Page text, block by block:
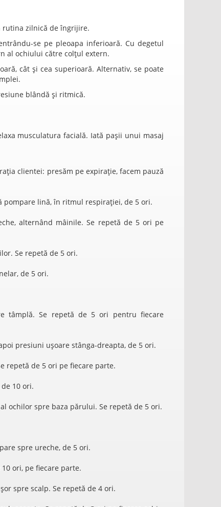
rutina zilnică de îngrijire.
se pe pleoapa inferioară. Cu degetul
al ochiului către colțul extern.
cât și cea superioară. Alternativ, se poate
blândă și ritmică.
musculatura facială. Iată pașii unui masaj
clientei: presăm pe expirație, facem pauză
pompare lină, în ritmul respirației, de 5 ori.
alternând mâinile. Se repetă de 5 ori pe
Se repetă de 5 ori.
de 5 ori.
tâmplă. Se repetă de 5 ori pentru fiecare
presiuni ușoare stânga-dreapta, de 5 ori.
repetă de 5 ori pe fiecare parte.
10 ori.
ochilor spre baza părului. Se repetă de 5 ori.
spre ureche, de 5 ori.
ori, pe fiecare parte.
spre scalp. Se repetă de 4 ori.